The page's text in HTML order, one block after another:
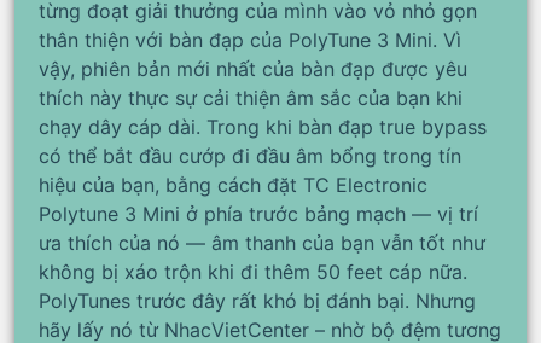
từng đoạt giải thưởng của mình vào vỏ nhỏ gọn
thân thiện với bàn đạp của PolyTune 3 Mini. Vì
vậy, phiên bản mới nhất của bàn đạp được yêu
thích này thực sự cải thiện âm sắc của bạn khi
chạy dây cáp dài. Trong khi bàn đạp true bypass
có thể bắt đầu cướp đi đầu âm bổng trong tín
hiệu của bạn, bằng cách đặt TC Electronic
Polytune 3 Mini ở phía trước bảng mạch — vị trí
ưa thích của nó — âm thanh của bạn vẫn tốt như
không bị xáo trộn khi đi thêm 50 feet cáp nữa.
PolyTunes trước đây rất khó bị đánh bại. Nhưng
hãy lấy nó từ NhacVietCenter – nhờ bộ đệm tương